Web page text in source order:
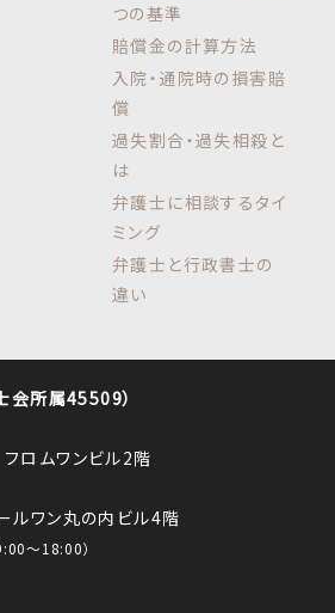
つの基準
賠償金の計算方法
入院・通院時の損害賠
償
過失割合・過失相殺と
は
弁護士に相談するタイ
ミング
弁護士と行政書士の
違い
会所属45509）
ムワンビル2階
ワン丸の内ビル4階
～18:00）